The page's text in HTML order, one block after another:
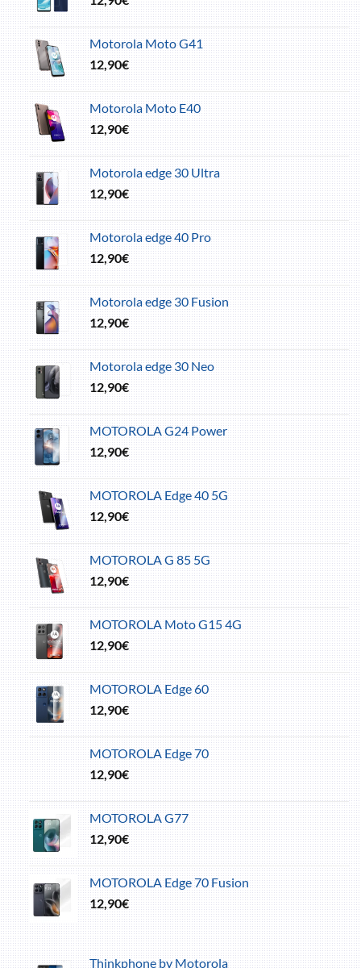
Motorola Moto G41
12,90€
Motorola Moto E40
12,90€
Motorola edge 30 Ultra
12,90€
Motorola edge 40 Pro
12,90€
Motorola edge 30 Fusion
12,90€
Motorola edge 30 Neo
12,90€
MOTOROLA G24 Power
12,90€
MOTOROLA Edge 40 5G
12,90€
MOTOROLA G 85 5G
12,90€
MOTOROLA Moto G15 4G
12,90€
MOTOROLA Edge 60
12,90€
MOTOROLA Edge 70
12,90€
MOTOROLA G77
12,90€
MOTOROLA Edge 70 Fusion
12,90€
Thinkphone by Motorola